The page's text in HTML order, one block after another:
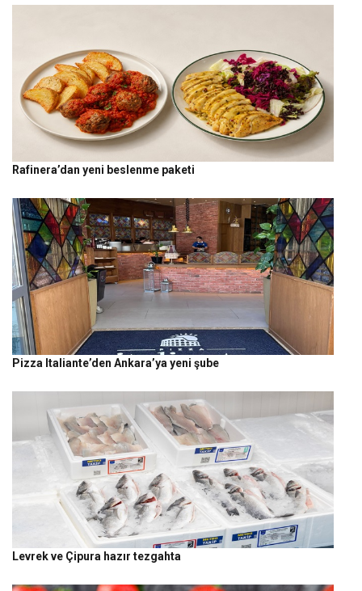
Rafinera’dan yeni beslenme paketi
Pizza Italiante’den Ankara’ya yeni şube
Levrek ve Çipura hazır tezgahta